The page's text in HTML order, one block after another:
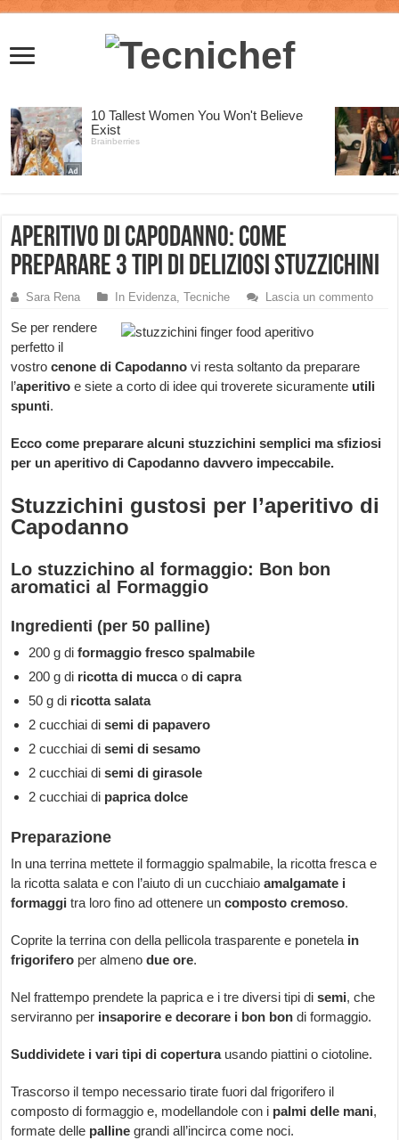
Aperitivo di Capodanno: come
preparare 3 tipi di deliziosi stuzzichini
Sara Rena In Evidenza,Tecniche Lascia un commento
Se per rendere
perfetto il
vostrocenone di Capodanno vi resta soltanto da preparare
l’aperitivo e siete a corto di idee qui troverete sicuramente utili
spunti.
Ecco come preparare alcuni stuzzichini semplici ma sfiziosi
per un aperitivo di Capodanno davvero impeccabile.
Stuzzichini gustosi per l’aperitivo di
Capodanno
Lo stuzzichino al formaggio: Bon bon
aromatici al Formaggio
Ingredienti (per 50 palline)
200 g diformaggio fresco spalmabile
200 g di ricotta di muccaodi capra
50 g di ricotta salata
2 cucchiai disemi di papavero
2 cucchiai di semi di sesamo
2 cucchiai disemi di girasole
2 cucchiai di paprica dolce
Preparazione
In una terrina mettete il formaggio spalmabile, la ricotta fresca e
la ricotta salata e con l’aiuto di un cucchiaioamalgamate i
formaggi tra loro fino ad ottenere uncomposto cremoso.
Coprite la terrina con della pellicola trasparente e ponetela in
frigorifero per almenodue ore.
Nel frattempo prendete la paprica e i tre diversi tipi disemi, che
serviranno per insaporire e decorare i bon bon di formaggio.
Suddividete i vari tipi di coperturausando piattini o ciotoline.
Trascorso il tempo necessario tirate fuori dal frigorifero il
composto di formaggio e, modellandole con i palmi delle mani,
formate delle palline grandi all’incirca come noci.